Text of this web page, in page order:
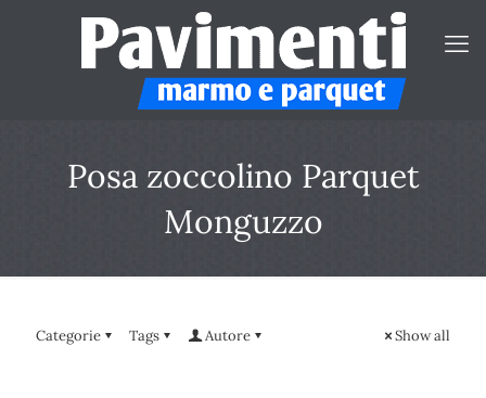
Posa zoccolino Parquet
Monguzzo
Categorie Tags Autore Show all